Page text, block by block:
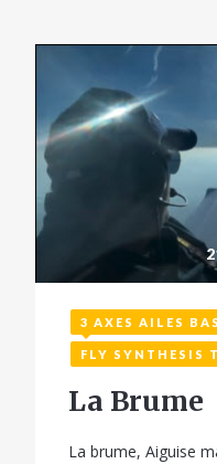
3 AXES AILES
FLY SYNTHESIS
La Brume
La brume, Aiguise